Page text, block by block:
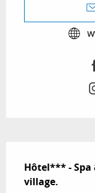
Hôtel*** -
village.